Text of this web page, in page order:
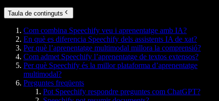
Taula de continguts
Com combina Speechify veu i aprenentatge amb IA?
En què es diferencia Speechify dels assistents IA de xat?
Per què l’aprenentatge multimodal millora la comprensió?
Com admet Speechify l’aprenentatge de textos extensos?
Per què Speechify és la millor plataforma d’aprenentatge
multimodal?
Preguntes freqüents
Pot Speechify respondre preguntes com ChatGPT?